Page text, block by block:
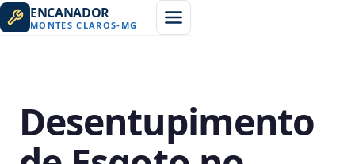
ENCANADOR
MONTES CLAROS- MG
Desentupimento